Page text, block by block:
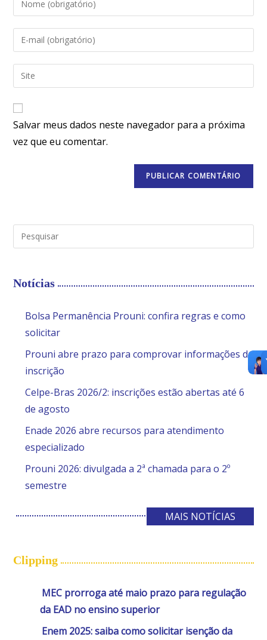
Salvar meus dados neste navegador para a próxima
vez que eu comentar.
Notícias
Bolsa Permanência Prouni: confira regras e como
solicitar
Prouni abre prazo para comprovar informações da
inscrição
Celpe-Bras 2026/2: inscrições estão abertas até 6
de agosto
Enade 2026 abre recursos para atendimento
especializado
Prouni 2026: divulgada a 2ª chamada para o 2º
semestre
MAIS NOTÍCIAS
Clipping
MEC prorroga até maio prazo para regulação
da EAD no ensino superior
Enem 2025: saiba como solicitar isenção da